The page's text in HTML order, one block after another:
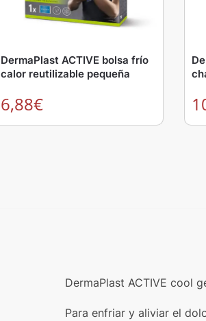
DermaPlast ACTIVE bolsa frío
calor reutilizable pequeña
6,88€
DermaPlast ACTIVE cool
Para enfriar y aliviar el